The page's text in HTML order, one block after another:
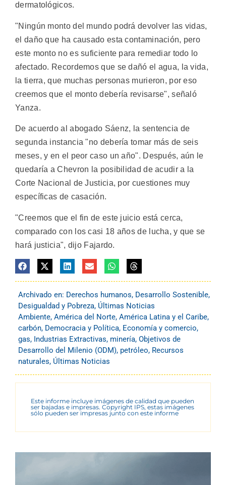
dermatológicos.
"Ningún monto del mundo podrá devolver las vidas,
el daño que ha causado esta contaminación, pero
este monto no es suficiente para remediar todo lo
afectado. Recordemos que se dañó el agua, la vida,
la tierra, que muchas personas murieron, por eso
creemos que el monto debería revisarse", señaló
Yanza.
De acuerdo al abogado Sáenz, la sentencia de
segunda instancia "no debería tomar más de seis
meses, y en el peor caso un año". Después, aún le
quedaría a Chevron la posibilidad de acudir a la
Corte Nacional de Justicia, por cuestiones muy
específicas de casación.
"Creemos que el fin de este juicio está cerca,
comparado con los casi 18 años de lucha, y que se
hará justicia", dijo Fajardo.
Archivado en: Derechos humanos, Desarrollo Sostenible,
Desigualdad y Pobreza, Últimas Noticias
Ambiente, América del Norte, América Latina y el Caribe,
carbón, Democracia y Política, Economía y comercio,
gas, Industrias Extractivas, minería, Objetivos de
Desarrollo del Milenio (ODM), petróleo, Recursos
naturales, Últimas Noticias
Este informe incluye imágenes de calidad que pueden
ser bajadas e impresas. Copyright IPS, estas imágenes
sólo pueden ser impresas junto con este informe